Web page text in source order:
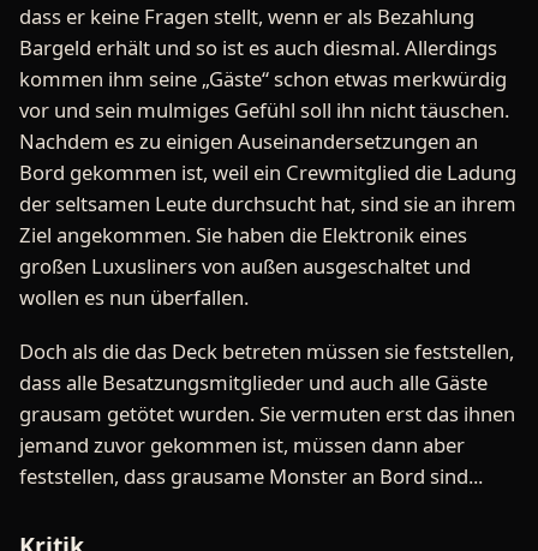
dass er keine Fragen stellt, wenn er als Bezahlung
Bargeld erhält und so ist es auch diesmal. Allerdings
kommen ihm seine „Gäste“ schon etwas merkwürdig
vor und sein mulmiges Gefühl soll ihn nicht täuschen.
Nachdem es zu einigen Auseinandersetzungen an
Bord gekommen ist, weil ein Crewmitglied die Ladung
der seltsamen Leute durchsucht hat, sind sie an ihrem
Ziel angekommen. Sie haben die Elektronik eines
großen Luxusliners von außen ausgeschaltet und
wollen es nun überfallen.
Doch als die das Deck betreten müssen sie feststellen,
dass alle Besatzungsmitglieder und auch alle Gäste
grausam getötet wurden. Sie vermuten erst das ihnen
jemand zuvor gekommen ist, müssen dann aber
feststellen, dass grausame Monster an Bord sind...